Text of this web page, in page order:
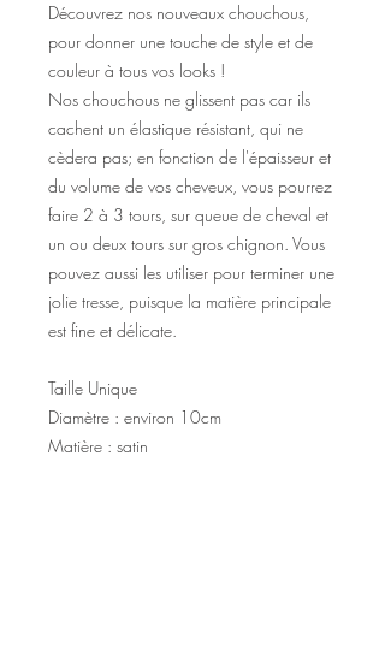
Découvrez nos nouveaux chouchous,
pour donner une touche de style et de
couleur à tous vos looks !
Nos chouchous ne glissent pas car ils
cachent un élastique résistant, qui ne
cèdera pas; en fonction de l'épaisseur et
du volume de vos cheveux, vous pourrez
faire 2 à 3 tours, sur queue de cheval et
un ou deux tours sur gros chignon. Vous
pouvez aussi les utiliser pour terminer une
jolie tresse, puisque la matière principale
est fine et délicate.
Taille Unique
Diamètre : environ 10cm
Matière : satin